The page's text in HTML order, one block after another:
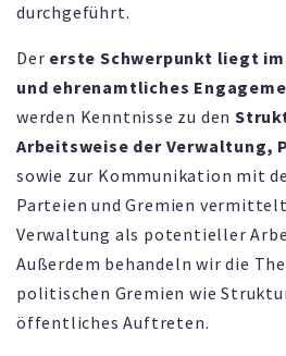
durchgeführt.
Der erste Schwerpunkt liegt
und ehrenamtliches
werden Kenntnisse zu den
Arbeitsweise der Verwaltung,
sowie zur Kommunikation mit
Parteien und Gremien
Verwaltung als potentieller
Außerdem behandeln wir die
politischen Gremien wie
öffentliches Auftreten.